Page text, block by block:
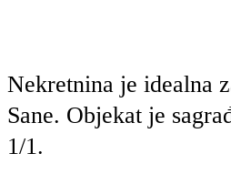
Nekretnina je idealna
Sane. Objekat je
1/1.